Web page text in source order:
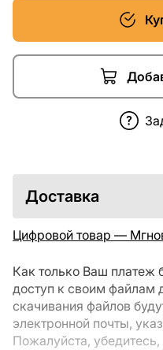
Доставка
Цифровой товар —
Как только Ваш платеж
доступ к своим файлам
скачивания файлов
электронной почты,
Пожалуйста,